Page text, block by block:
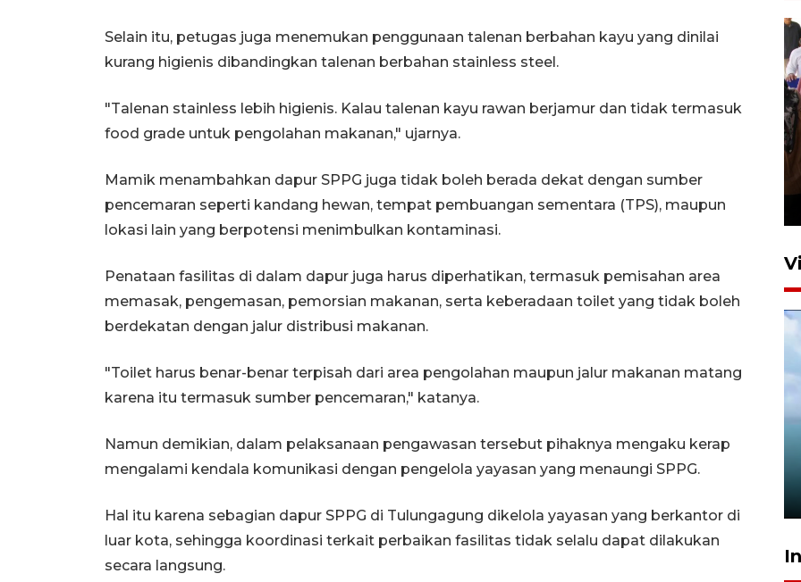
Selain itu, petugas juga menemukan penggunaan talenan berbahan kayu yang dinilai
kurang higienis dibandingkan talenan berbahan stainless steel.
"Talenan stainless lebih higienis. Kalau talenan kayu rawan berjamur dan tidak termasuk
food grade untuk pengolahan makanan," ujarnya.
Mamik menambahkan dapur SPPG juga tidak boleh berada dekat dengan sumber
pencemaran seperti kandang hewan, tempat pembuangan sementara (TPS), maupun
lokasi lain yang berpotensi menimbulkan kontaminasi.
Penataan fasilitas di dalam dapur juga harus diperhatikan, termasuk pemisahan area
memasak, pengemasan, pemorsian makanan, serta keberadaan toilet yang tidak boleh
berdekatan dengan jalur distribusi makanan.
"Toilet harus benar-benar terpisah dari area pengolahan maupun jalur makanan matang
karena itu termasuk sumber pencemaran," katanya.
Namun demikian, dalam pelaksanaan pengawasan tersebut pihaknya mengaku kerap
mengalami kendala komunikasi dengan pengelola yayasan yang menaungi SPPG.
Hal itu karena sebagian dapur SPPG di Tulungagung dikelola yayasan yang berkantor di
luar kota, sehingga koordinasi terkait perbaikan fasilitas tidak selalu dapat dilakukan
secara langsung.
Presiden 2026
8 jam lalu
peningkatan jalur Jember–
Kalisat